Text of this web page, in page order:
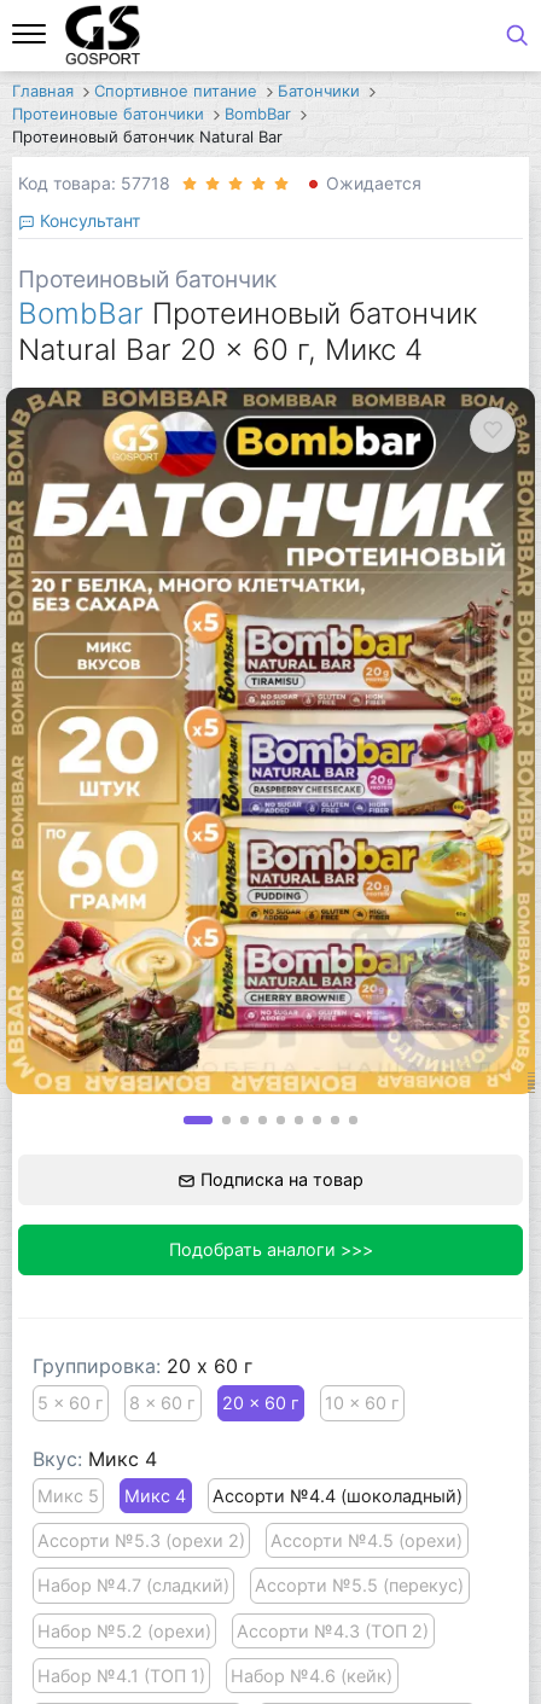
Главная Спортивное питание
Батончики
Протеиновые батончики
BombBar
Протеиновый батончик Natural Bar
Код товара: 57718
Ожидается
Консультант
Протеиновый батончик
BombBar Протеиновый батончик
Natural Bar 20 x 60 г, Микс 4
Подписка на товар
Подобрать аналоги >>>
Группировка: 20 x 60 г
5 x 60 г 8 x 60 г 20 x 60 г 10 x 60 г
Вкус: Микс 4
Микс 5 Микс 4 Ассорти №4.4 (шоколадный)
Ассорти №5.3 (орехи 2) Ассорти №4.5 (орехи)
Набор №4.7 (сладкий) Ассорти №5.5 (перекус)
Набор №5.2 (орехи) Ассорти №4.3 (ТОП 2)
Набор №4.1 (ТОП 1) Набор №4.6 (кейк)